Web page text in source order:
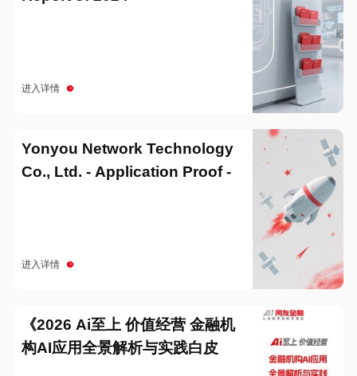
进入详情
Yonyou Network Technology
Co., Ltd. - Application Proof -
进入详情
《2026 Ai至上 价值经营 金融机
构AI应用全景解析与实践白皮